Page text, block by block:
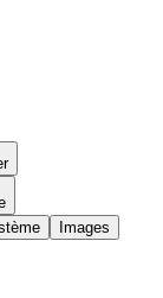
Images